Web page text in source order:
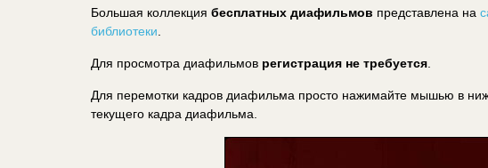
Большая коллекция бесплатных диафильмов представлена на
библиотеки
Для просмотра диафильмов регистрация не требуется
Для перемотки кадров диафильма просто нажимайте мышью в
текущего кадра диафильма.